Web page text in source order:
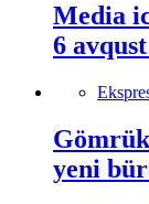
Media
6
yeni